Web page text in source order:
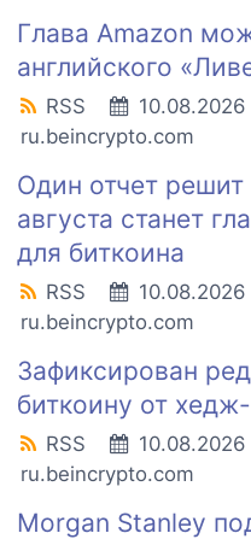
Глава Amazon
английского
RSS 10.08.2026
ru.beincrypto.com
Один отчет
августа станет
для биткоина
RSS 10.08.2026
ru.beincrypto.com
Зафиксирован
биткоину от
RSS 10.08.2026
ru.beincrypto.com
Morgan Stanley